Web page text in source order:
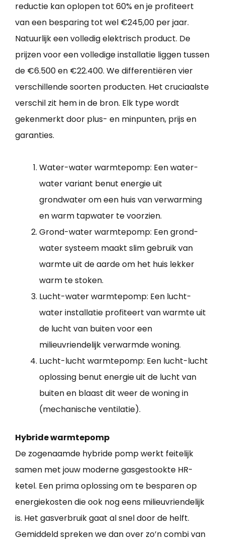
reductie kan oplopen tot 60% en je profiteert
van een besparing tot wel €245,00 per jaar.
Natuurlijk een volledig elektrisch product. De
prijzen voor een volledige installatie liggen tussen
de €6.500 en €22.400. We differentiëren vier
verschillende soorten producten. Het cruciaalste
verschil zit hem in de bron. Elk type wordt
gekenmerkt door plus- en minpunten, prijs en
garanties.
Water-water warmtepomp: Een water-
water variant benut energie uit
grondwater om een huis van verwarming
en warm tapwater te voorzien.
Grond-water warmtepomp: Een grond-
water systeem maakt slim gebruik van
warmte uit de aarde om het huis lekker
warm te stoken.
Lucht-water warmtepomp: Een lucht-
water installatie profiteert van warmte uit
de lucht van buiten voor een
milieuvriendelijk verwarmde woning.
Lucht-lucht warmtepomp: Een lucht-lucht
oplossing benut energie uit de lucht van
buiten en blaast dit weer de woning in
(mechanische ventilatie).
Hybride warmtepomp
De zogenaamde hybride pomp werkt feitelijk
samen met jouw moderne gasgestookte HR-
ketel. Een prima oplossing om te besparen op
energiekosten die ook nog eens milieuvriendelijk
is. Het gasverbruik gaat al snel door de helft.
Gemiddeld spreken we dan over zo’n combi van